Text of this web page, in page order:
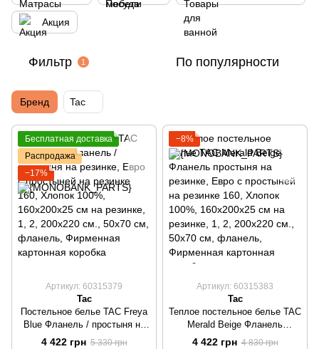
Акция
Фильтр 1 По популярности
Бренд Tac
Бесплатная доставка
Распродажа
−17%
Артикул: 60315379
Tac
Постельное белье TAC Freya
Blue Фланель / простыня на
резинке
4 422 грн 5 330 грн
−8%
Артикул: 60315383
Tac
Теплое постельное белье TAC
Merald Beige Фланель
простыня на резинке
4 422 грн 4 830 грн